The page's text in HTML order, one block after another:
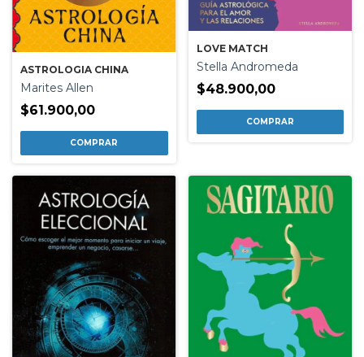
ASTROLOGIA CHINA
Marites Allen
$61.900,00
LOVE MATCH
Stella Andromeda
$48.900,00